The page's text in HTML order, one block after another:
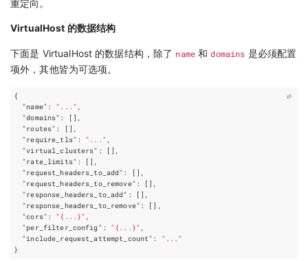
重定向。
VirtualHost 的数据结构
下面是 VirtualHost 的数据结构，除了 name 和domains 是必须配置
项外，其他皆为可选项。
{
"name" : "..." ,
"domains" :
[],
"routes" :
[],
"require_tls" : "..." ,
"virtual_clusters" :
[],
"rate_limits" :
[],
"request_headers_to_add" :
[],
"request_headers_to_remove" :
[],
"response_headers_to_add" :
[],
"response_headers_to_remove" :
[],
"cors" : "{...}" ,
"per_filter_config" : "{...}" ,
"include_request_attempt_count" :
"..."
}